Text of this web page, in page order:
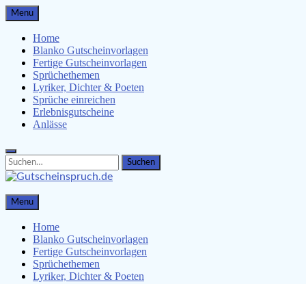
Skip
to
content
Menu
Home
Blanko Gutscheinvorlagen
Fertige Gutscheinvorlagen
Sprüchethemen
Lyriker, Dichter & Poeten
Sprüche einreichen
Erlebnisgutscheine
Anlässe
Search
for:
Search
Gutscheinspruch.de
Gutscheinsprüche & Gutscheinvorlagen finden
Menu
Home
Blanko Gutscheinvorlagen
Fertige Gutscheinvorlagen
Sprüchethemen
Lyriker, Dichter & Poeten